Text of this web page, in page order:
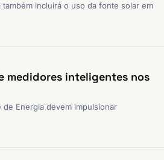
incluirá o uso da fonte solar em
medidores inteligentes nos
Energia devem impulsionar